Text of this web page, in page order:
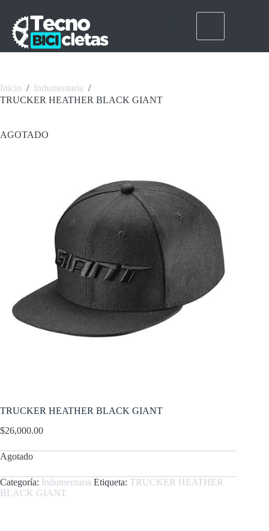
contenido
Inicio / Indumentaria /
TRUCKER HEATHER BLACK GIANT
AGOTADO
TRUCKER HEATHER BLACK GIANT
$26,000.00
Agotado
Categoría: Indumentaria Etiqueta: TRUCKER HEATHER
BLACK GIANT